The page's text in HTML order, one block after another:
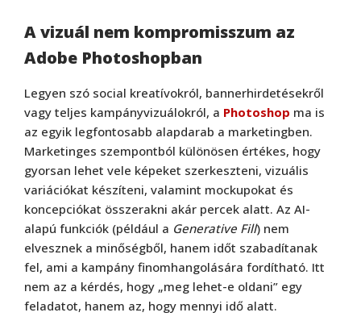
A vizuál nem kompromisszum az
Adobe Photoshopban
Legyen szó social kreatívokról, bannerhirdetésekről
vagy teljes kampányvizuálokról, a Photoshop ma is
az egyik legfontosabb alapdarab a marketingben.
Marketinges szempontból különösen értékes, hogy
gyorsan lehet vele képeket szerkeszteni, vizuális
variációkat készíteni, valamint mockupokat és
koncepciókat összerakni akár percek alatt. Az AI-
alapú funkciók (például a Generative Fill) nem
elvesznek a minőségből, hanem időt szabadítanak
fel, ami a kampány finomhangolására fordítható. Itt
nem az a kérdés, hogy „meg lehet-e oldani” egy
feladatot, hanem az, hogy mennyi idő alatt.